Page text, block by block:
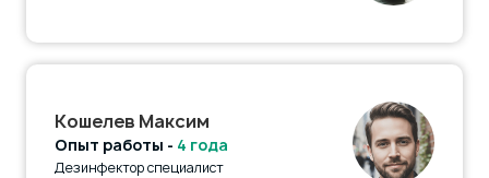
Кошелев Максим
Опыт работы - 4 года
Дезинфектор специалист